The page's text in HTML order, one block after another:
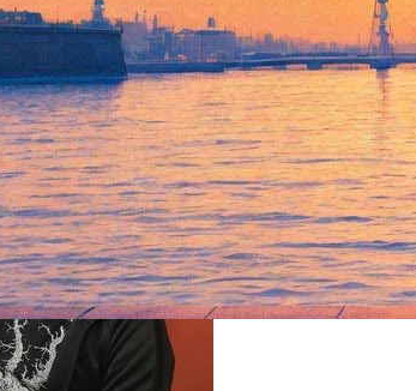
РФ сообщили, о проекте федерального
у нас в Германии. Но мы не были на
эфире [Фонтанка.Офис]клавишник Мортен